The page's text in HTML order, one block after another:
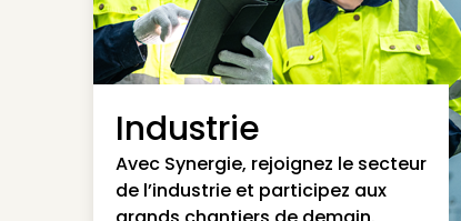
Industrie
Avec Synergie, rejoignez le secteur
de l’industrie et participez aux